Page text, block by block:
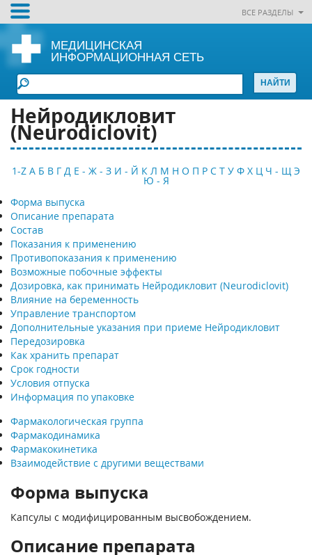
ВСЕ РАЗДЕЛЫ
МЕДИЦИНСКАЯ
ИНФОРМАЦИОННАЯ СЕТЬ
Нейродикловит
(Neurodiclovit)
1-Z А Б В Г Д Е - Ж - З И - Й К Л М Н О П Р С Т У Ф Х Ц Ч - Щ Э
Ю - Я
Форма выпуска
Описание препарата
Состав
Показания к применению
Противопоказания к применению
Возможные побочные эффекты
Дозировка, как принимать Нейродикловит (Neurodiclovit)
Влияние на беременность
Управление транспортом
Дополнительные указания при приеме Нейродикловит
Передозировка
Как хранить препарат
Срок годности
Условия отпуска
Информация по упаковке
Фармакологическая группа
Фармакодинамика
Фармакокинетика
Взаимодействие с другими веществами
Форма выпуска
Капсулы с модифицированным высвобождением.
Описание препарата